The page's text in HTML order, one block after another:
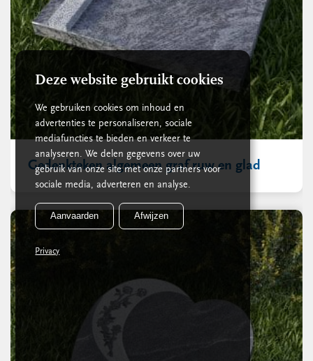
Gedenkteken algemeen graf ruw en glad
Deze website gebruikt cookies
We gebruiken cookies om inhoud en
advertenties te personaliseren, sociale
mediafuncties te bieden en verkeer te
analyseren. We delen gegevens over uw
gebruik van onze site met onze partners voor
sociale media, adverteren en analyse.
Aanvaarden Afwijzen
Privacy